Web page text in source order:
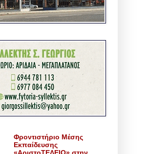
Φροντιστήριο Μέσης
Εκπαίδευσης
«ΑριστοΤΕΛΕΙΟ» στην